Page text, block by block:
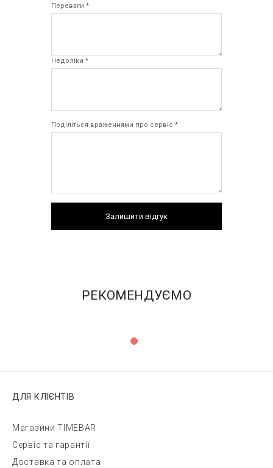
Переваги *
Недоліки *
Поділіться враженнями про сервіс *
Залишити відгук
РЕКОМЕНДУЄМО
ДЛЯ КЛІЄНТІВ
Магазини TIMEBAR
Сервіс та гарантії
Доставка та оплата